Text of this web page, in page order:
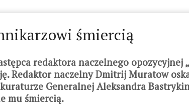
śmiercią
redaktora naczelnego opozycyjnej
Redaktor naczelny Dmitrij Muratow
Generalnej Aleksandra
mu śmiercią.